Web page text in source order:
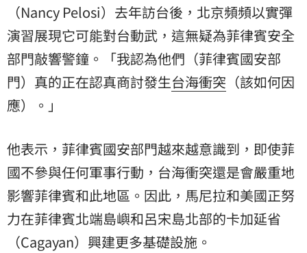
（Nancy Pelosi）去年訪台後，北京頻頻以實彈
演習展現它可能對台動武，這無疑為菲律賓安全
部門敲響警鐘。「我認為他們（菲律賓國安部
門）真的正在認真商討發生台海衝突 （該如何因
應）。」
他表示，菲律賓國安部門越來越意識到，即使菲
國不參與任何軍事行動，台海衝突還是會嚴重地
影響菲律賓和此地區。因此，馬尼拉和美國正努
力在菲律賓北端島嶼和呂宋島北部的卡加延省
（Cagayan）興建更多基礎設施。